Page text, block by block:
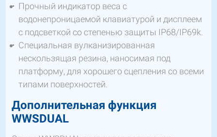
Прочный индикатор веса с
водонепроницаемой клавиатурой и дисплеем
с подсветкой со степенью защиты IP68/IP69k.
Специальная вулканизированная
нескользящая резина, наносимая под
платформу, для хорошего сцепления со всеми
типами поверхностей.
Дополнительная функция
WWSDUAL